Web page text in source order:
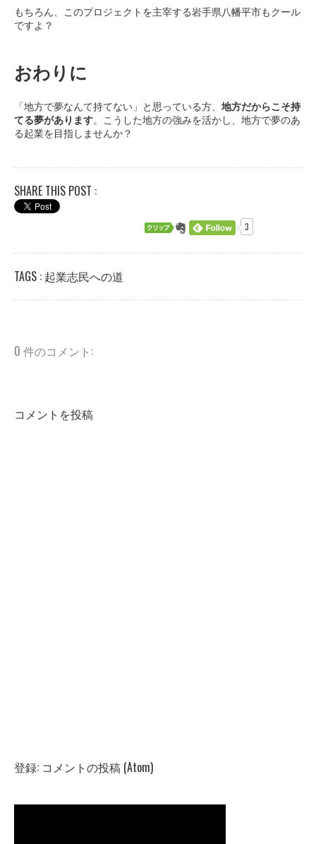
もちろん、このプロジェクトを主宰する岩手県八幡平市もクール
ですよ？
おわりに
「地方で夢なんて持てない」と思っている方、 地方だからこそ持
てる夢があります。こうした地方の強みを活かし、地方で夢のあ
る起業を目指しませんか？
SHARE THIS POST :
3
TAGS : 起業志民への道
0 件のコメント:
コメントを投稿
登録: コメントの投稿 (Atom)